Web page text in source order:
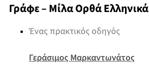
Γράφε – Μίλα Ορθά Ελληνικά
Ένας πρακτικός οδηγός
Γεράσιμος Μαρκαντωνάτος